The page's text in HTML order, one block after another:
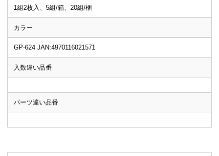
1組2枚入、5組/箱、20組/梱
カラー
GP-624 JAN:4970116021571
入数違い品番
パーツ違い品番